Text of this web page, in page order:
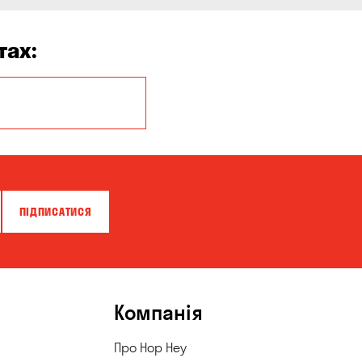
Дніпро
Піщанка
ПІДПИСАТИСЯ
Компанія
Про Hop Hey